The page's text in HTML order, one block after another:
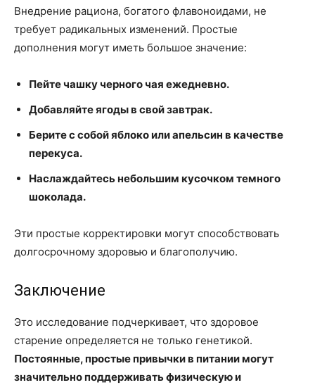
Внедрение рациона, богатого флавоноидами, не
требует радикальных изменений. Простые
дополнения могут иметь большое значение:
Пейте чашку черного чая ежедневно.
Добавляйте ягоды в свой завтрак.
Берите с собой яблоко или апельсин в качестве
перекуса.
Наслаждайтесь небольшим кусочком темного
шоколада.
Эти простые корректировки могут способствовать
долгосрочному здоровью и благополучию.
Заключение
Это исследование подчеркивает, что здоровое
старение определяется не только генетикой.
Постоянные, простые привычки в питании могут
значительно поддерживать физическую и